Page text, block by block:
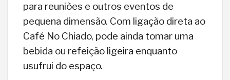
para reuniões e outros eventos de
pequena dimensão. Com ligação direta ao
Café No Chiado, pode ainda tomar uma
bebida ou refeição ligeira enquanto
usufrui do espaço.